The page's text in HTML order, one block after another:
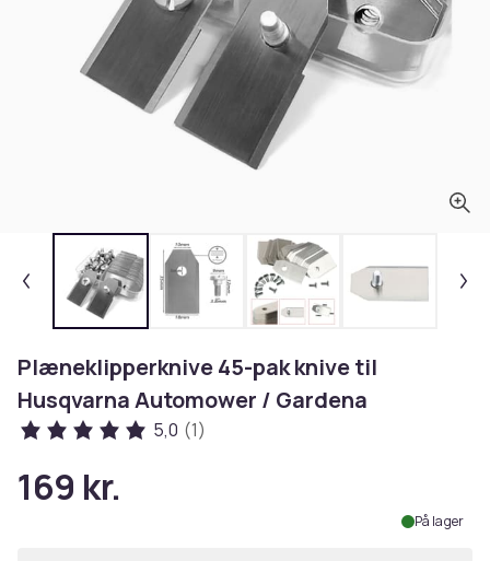
Plæneklipperknive 45-pak knive til
Husqvarna Automower / Gardena
5,0 (1)
169 kr.
På lager